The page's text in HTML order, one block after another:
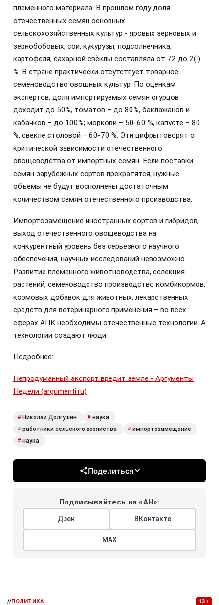
племенного материала. В прошлом году доля
отечественных семян основных
сельскохозяйственных культур - яровых зерновых и
зернобобовых, сои, кукурузы, подсолнечника,
картофеля, сахарной свѐклы составляла от 72 до 2(!)
%. В стране практически отсутствует товарное
семеноводство овощных культур. По оценкам
экспертов, доля импортируемых семян огурцов
доходит до 50%, томатов – до 80%, баклажанов и
кабачков – до 100%; моркови – 50-60 %, капусте – 80
%, свекле столовой – 60-70 %. Эти цифры говорят о
критической зависимости отечественного
овощеводства от импортных семян. Если поставки
семян зарубежных сортов прекратятся, нужные
объемы не будут восполнены достаточным
количеством семян отечественного производства.
Импортозамещение иностранных сортов и гибридов,
выход отечественного овощеводства на
конкурентный уровень без серьезного научного
обеспечения, научных исследований невозможно.
Развитие племенного животноводства, селекция
растений, семеноводство производство комбикормов,
кормовых добавок для животных, лекарственных
средств для ветеринарного применения – во всех
сферах АПК необходимы отечественные технологии. А
технологии создают люди.
Подробнее:
Непродуманный экспорт вредит земле - Аргументы
Недели (argumenti.ru)
# Николай Долгушин # наука
# работники сельского хозяйства # импортозамещение
# наука
Поделиться
Подписывайтесь на «АН»:
Дзен ВКонтакте
МАХ
//ПОЛИТИКА 13+